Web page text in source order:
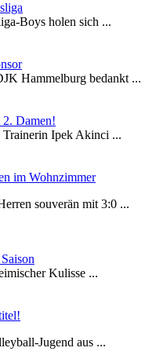
Boys holen sich ...
Hammelburg bedankt ...
2. Damen!
Trainerin Ipek Akinci ...
im Wohnzimmer
souverän mit 3:0 ...
Kulisse ...
Jugend aus ...